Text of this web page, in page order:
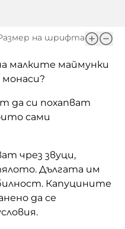
на шрифта
малките маймунки
да си похапват
сами
чрез звуци,
Дългата им
Капуцините
да се